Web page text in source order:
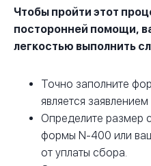
Чтобы пройти этот
посторонней помощи,
легкостью выполнить
Точно заполните
является
Определите размер
формы N-400 или
от уплаты сбора.